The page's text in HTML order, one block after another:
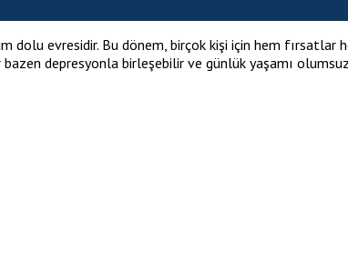
dolu evresidir. Bu dönem, birçok kişi için hem fırsatlar
depresyonla birleşebilir ve günlük yaşamı